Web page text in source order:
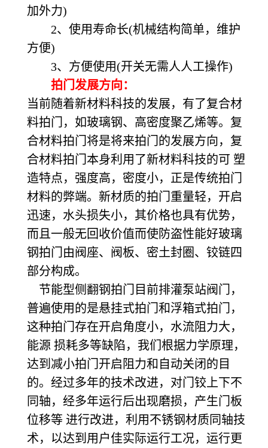
加外力)
2、使用寿命长(机械结构简单，维护
方便)
3、方便使用(开关无需人人工操作)
拍门发展方向：
当前随着新材料科技的发展，有了复合材
料拍门，如玻璃钢、高密度聚乙烯等。复
合材料拍门将是将来拍门的发展方向，复
合材料拍门本身利用了新材料科技的可 塑
造特点，强度高，密度小，正是传统拍门
材料的弊端。新材质的拍门重量轻，开启
迅速，水头损失小，其价格也具有优势，
而且一般无回收价值而使防盗性能好玻璃
钢拍门由阀座、阀板、密土封圈、铰链四
部分构成。
节能型侧翻钢拍门目前排灌泵站阀门，
普遍使用的是悬挂式拍门和浮箱式拍门，
这种拍门存在开启角度小，水流阻力大，
能源 损耗多等缺陷，我们根据力学原理，
达到减小拍门开启阻力和自动关闭的目
的。经过多年的技术改进，对门铰上下不
同轴，经多年运行后出现磨损，产生门板
位移等 进行改进，利用不锈钢材质同轴技
术，以达到用户佳实际运行工况，运行更